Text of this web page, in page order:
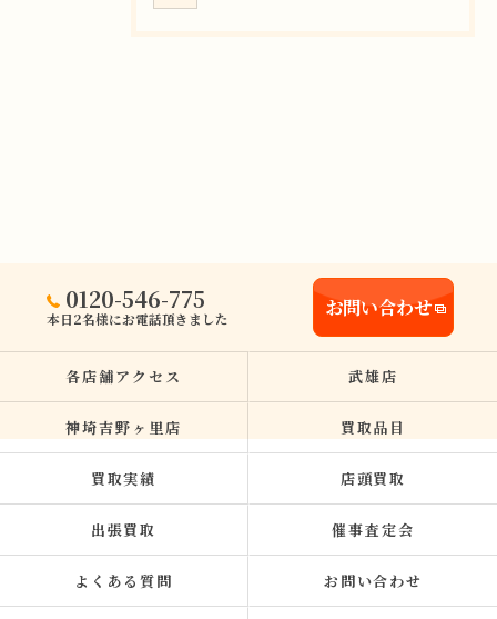
0120-546-775
本日2名様にお電話頂きました お問い合わせ
各店舗アクセス 武雄店
神埼吉野ヶ里店 買取品目
買取実績 店頭買取
出張買取 催事査定会
よくある質問 お問い合わせ